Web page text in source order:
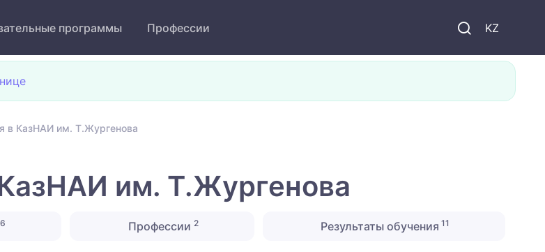
KZ
программы Профессии
в КазНАИ им. Т.Жургенова
им. Т.Жургенова
Профессии 2 Результаты обучения 11